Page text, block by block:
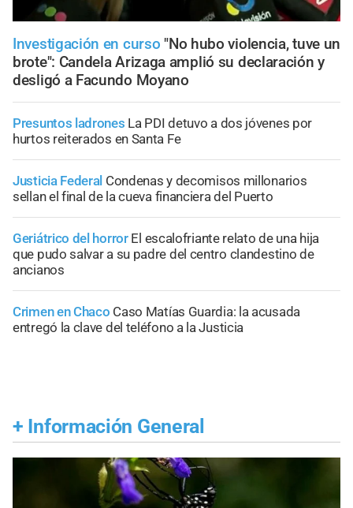
Investigación en curso "No hubo violencia, tuve un
brote": Candela Arizaga amplió su declaración y
desligó a Facundo Moyano
Presuntos ladrones La PDI detuvo a dos jóvenes por
hurtos reiterados en Santa Fe
Justicia Federal Condenas y decomisos millonarios
sellan el final de la cueva financiera del Puerto
Geriátrico del horror El escalofriante relato de una hija
que pudo salvar a su padre del centro clandestino de
ancianos
Crimen en Chaco Caso Matías Guardia: la acusada
entregó la clave del teléfono a la Justicia
+ Información General